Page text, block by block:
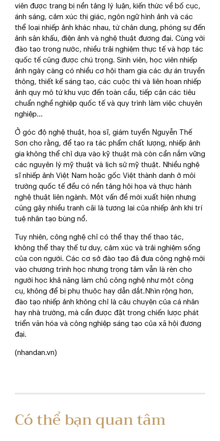
viên được trang bị nền tảng lý luận, kiến thức về bố cục,
ánh sáng, cảm xúc thị giác, ngôn ngữ hình ảnh và các
thể loại nhiếp ảnh khác nhau, từ chân dung, phóng sự đến
ảnh sân khấu, điện ảnh và nghệ thuật đương đại. Cùng với
đào tạo trong nước, nhiều trải nghiệm thực tế và hợp tác
quốc tế cũng được chú trọng. Sinh viên, học viên nhiếp
ảnh ngày càng có nhiều cơ hội tham gia các dự án truyền
thông, thiết kế sáng tạo, các cuộc thi và liên hoan nhiếp
ảnh quy mô từ khu vực đến toàn cầu, tiếp cận các tiêu
chuẩn nghề nghiệp quốc tế và quy trình làm việc chuyên
nghiệp…
Ở góc độ nghệ thuật, họa sĩ, giám tuyển Nguyễn Thế
Sơn cho rằng, để tạo ra tác phẩm chất lượng, nhiếp ảnh
gia không thể chỉ dựa vào kỹ thuật mà còn cần nắm vững
các nguyên lý mỹ thuật và lịch sử mỹ thuật. Nhiều nghệ
sĩ nhiếp ảnh Việt Nam hoặc gốc Việt thành danh ở môi
trường quốc tế đều có nền tảng hội họa và thực hành
nghệ thuật liên ngành. Một vấn đề mới xuất hiện nhưng
cũng gây nhiều tranh cãi là tương lai của nhiếp ảnh khi trí
tuệ nhân tạo bùng nổ.
Tuy nhiên, công nghệ chỉ có thể thay thế thao tác,
không thể thay thế tư duy, cảm xúc và trải nghiệm sống
của con người. Các cơ sở đào tạo đã đưa công nghệ mới
vào chương trình học nhưng trọng tâm vẫn là rèn cho
người học khả năng làm chủ công nghệ như một công
cụ, không để bị phụ thuộc hay dẫn dắt.Nhìn rộng hơn,
đào tạo nhiếp ảnh không chỉ là câu chuyện của cá nhân
hay nhà trường, mà cần được đặt trong chiến lược phát
triển văn hóa và công nghiệp sáng tạo của xã hội đương
đại.
(nhandan.vn)
Có thể bạn quan tâm